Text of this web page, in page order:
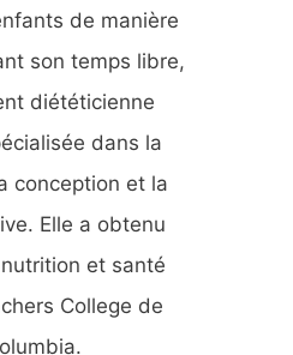
de manière
son temps libre,
diététicienne
dans la
conception et la
Elle a obtenu
et santé
College de